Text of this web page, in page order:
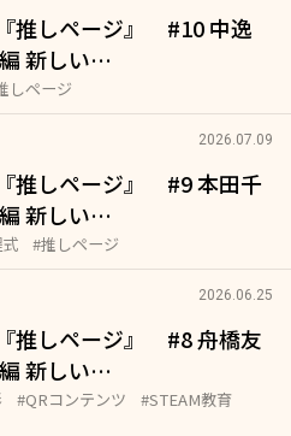
推しページ』 #10 中逸
新しい…
しページ
2026.07.09
推しページ』 #9 本田千
新しい…
#推しページ
2026.06.25
推しページ』 #8 舟橋友
新しい…
#QRコンテンツ
#STEAM教育